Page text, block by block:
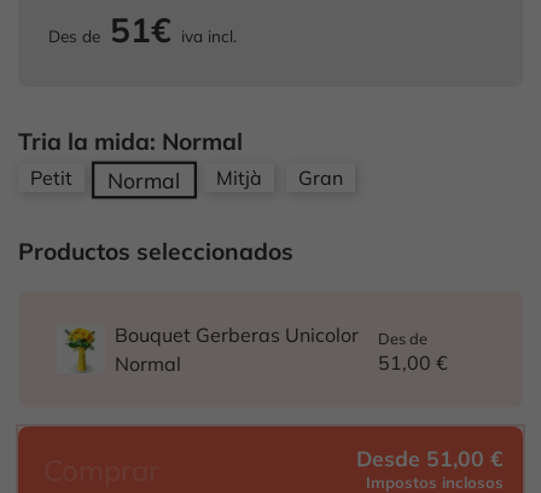
Des de 51€ iva incl.
Tria la mida: Normal
Petit Normal Mitjà Gran
Productos seleccionados
Bouquet Gerberas Unicolor
Normal
Des de
51,00 €
Desde 51,00 €
Impostos inclosos